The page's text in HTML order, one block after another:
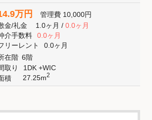
万円 管理費 10,000円
金/礼金 1.0ヶ月/ 0.0ヶ月
介手数料
0.0ヶ月
リーレント
0.0ヶ月
在階 6階
取り
1DK +WIC
積
27.25m2